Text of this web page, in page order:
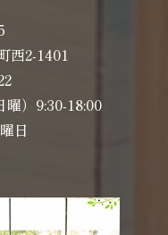
西2-1401
曜）9:30-18:00
日